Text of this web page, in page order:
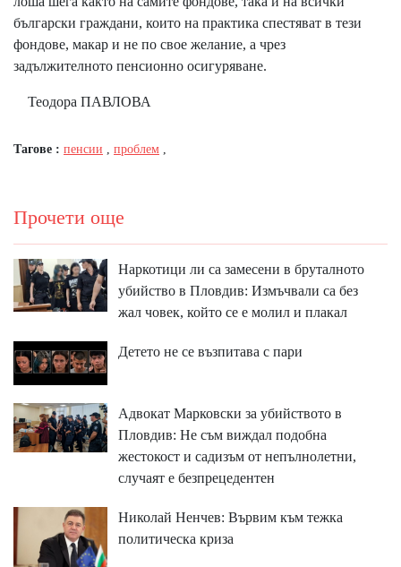
български граждани, които на практика спестяват в тези
фондове, макар и не по свое желание, а чрез
задължителното пенсионно осигуряване.
Теодора ПАВЛОВА
Тагове : пенсии , проблем ,
Прочети още
Наркотици ли са замесени в бруталното
убийство в Пловдив: Измъчвали са без
жал човек, който се е молил и плакал
Детето не се възпитава с пари
Адвокат Марковски за убийството в
Пловдив: Не съм виждал подобна
жестокост и садизъм от непълнолетни,
случаят е безпрецедентен
Николай Ненчев: Вървим към тежка
политическа криза